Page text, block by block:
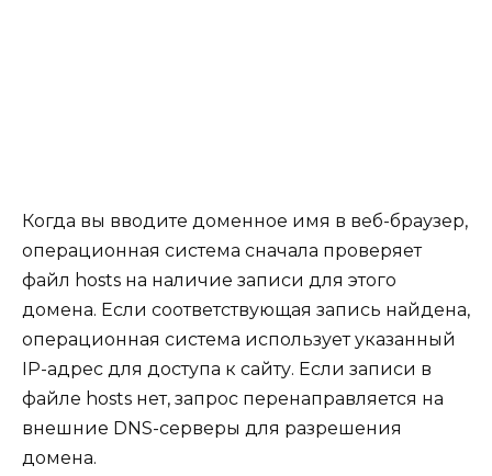
Когда вы вводите доменное имя в веб-браузер,
операционная система сначала проверяет
файл hosts на наличие записи для этого
домена. Если соответствующая запись найдена,
операционная система использует указанный
IP-адрес для доступа к сайту. Если записи в
файле hosts нет, запрос перенаправляется на
внешние DNS-серверы для разрешения
домена.